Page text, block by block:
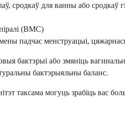
сродкаў для ванны або сродкаў
(ВМС)
падчас менструацыі,
бактэрыі або змяніць
бактэрыяльны баланс.
таксама могуць зрабіць вас